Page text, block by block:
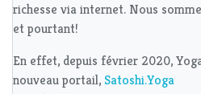
richesse via internet. Nous
et pourtant!
En effet, depuis février 2020,
nouveau portail, Satoshi.Yoga